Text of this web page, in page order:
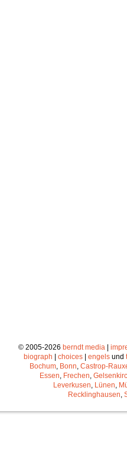
© 2005-2026 berndt media |
biograph | choices | engels und
Bochum Bonn Castrop-
Essen Frechen
Leverkusen Lünen
Recklinghausen